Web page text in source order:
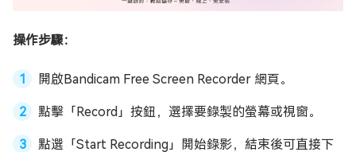
操作步驟：
開啟Bandicam Free Screen Recorder 網頁。
點擊「Record」按鈕，選擇要錄製的螢幕或視窗。
點選「Start Recording」開始錄影，結束後可直接下